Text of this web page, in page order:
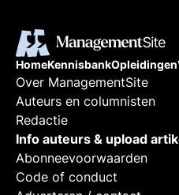
HomeKennisbankOpleidingen
Over ManagementSite
Auteurs en columnisten
Redactie
Info auteurs & upload
Abonneevoorwaarden
Code of conduct